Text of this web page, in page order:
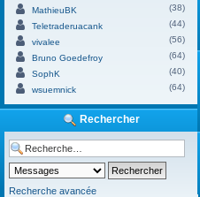
MathieuBK
(38)
Teletraderuacank
(44)
vivalee
(56)
Bruno Goedefroy
(64)
SophK
(40)
wsuemnick
(64)
Rechercher
Recherche avancée